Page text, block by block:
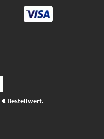
€ Bestellwert.